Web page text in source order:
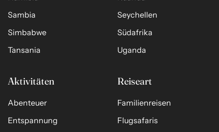
Sambia
Seychellen
Simbabwe
Südafrika
Tansania
Uganda
Aktivitäten
Abenteuer
Entspannung
Reiseart
Familienreisen
Flugsafaris